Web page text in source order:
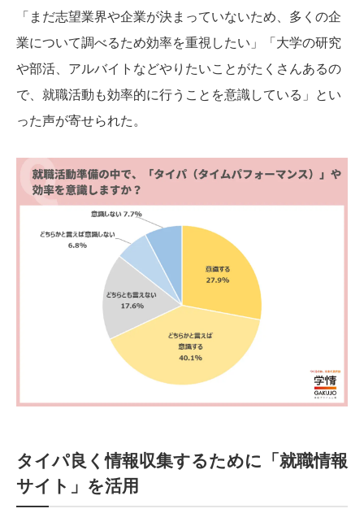
「まだ志望業界や企業が決まっていないため、多くの企
業について調べるため効率を重視したい」「大学の研究
や部活、アルバイトなどやりたいことがたくさんあるの
で、就職活動も効率的に行うことを意識している」とい
った声が寄せられた。
タイパ良く情報収集するために「就職情報
サイト」を活用